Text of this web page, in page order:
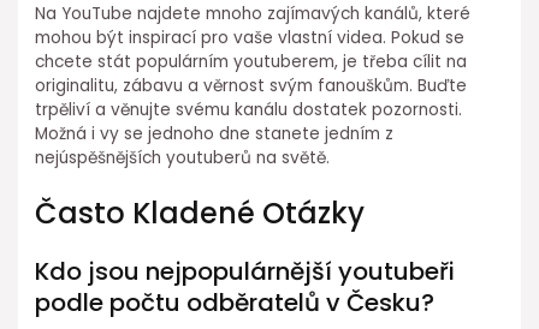
Na YouTube najdete mnoho zajímavých kanálů, které
mohou být inspirací pro vaše vlastní videa. Pokud se
chcete stát populárním youtuberem, je třeba cílit na
originalitu, zábavu a věrnost svým fanouškům. Buďte
trpěliví a věnujte svému kanálu dostatek pozornosti.
Možná i vy se jednoho dne stanete jedním z
nejúspěšnějších youtuberů na světě.
Často Kladené Otázky
Kdo jsou nejpopulárnější youtubeři
podle počtu odběratelů v Česku?